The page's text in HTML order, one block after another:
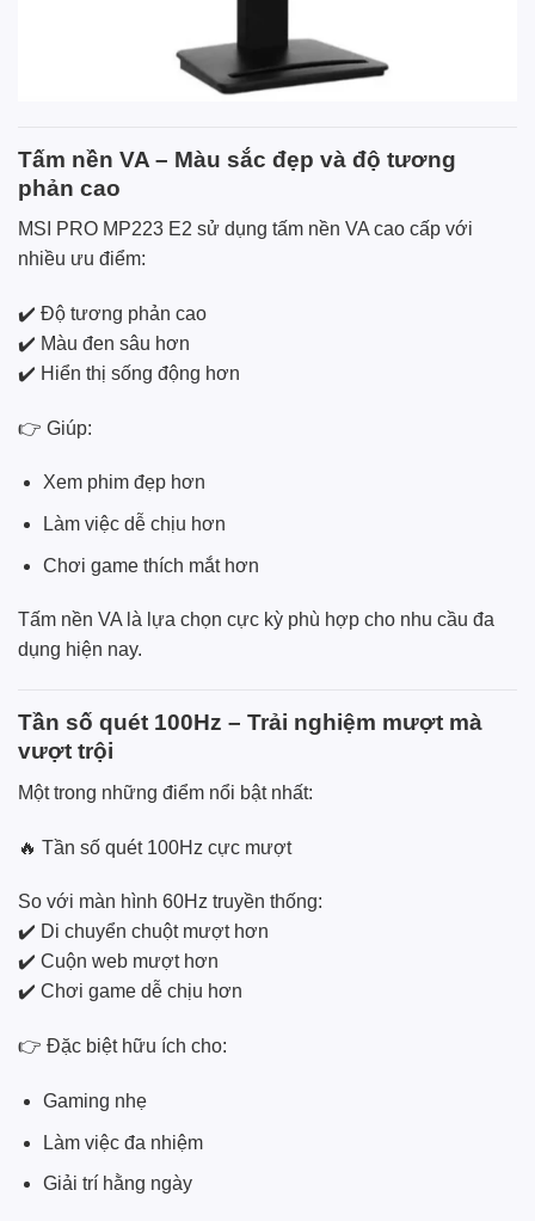
Tấm nền VA – Màu sắc đẹp và độ tương
phản cao
MSI PRO MP223 E2 sử dụng tấm nền VA cao cấp với
nhiều ưu điểm:
✔️ Độ tương phản cao
✔️ Màu đen sâu hơn
✔️ Hiển thị sống động hơn
👉 Giúp:
Xem phim đẹp hơn
Làm việc dễ chịu hơn
Chơi game thích mắt hơn
Tấm nền VA là lựa chọn cực kỳ phù hợp cho nhu cầu đa
dụng hiện nay.
Tần số quét 100Hz – Trải nghiệm mượt mà
vượt trội
Một trong những điểm nổi bật nhất:
🔥 Tần số quét 100Hz cực mượt
So với màn hình 60Hz truyền thống:
✔️ Di chuyển chuột mượt hơn
✔️ Cuộn web mượt hơn
✔️ Chơi game dễ chịu hơn
👉 Đặc biệt hữu ích cho:
Gaming nhẹ
Làm việc đa nhiệm
Giải trí hằng ngày